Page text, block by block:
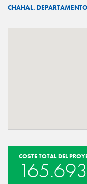
CHAHAL.
COSTE TOTAL DEL